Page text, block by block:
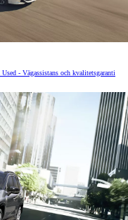
- Vägassistans och kvalitetsgaranti